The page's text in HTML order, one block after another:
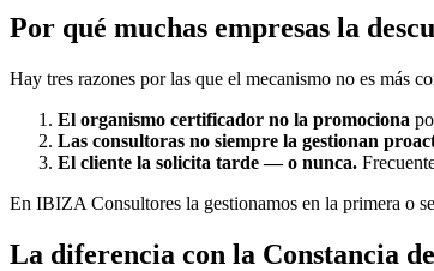
Por qué muchas empresas la
Hay tres razones por las que el mecanismo no es más
El organismo certificador no la promociona
Las consultoras no siempre la gestionan
El cliente la solicita tarde — o nunca.
En IBIZA Consultores la gestionamos en la primera o
La diferencia con la Constancia